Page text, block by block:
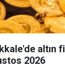
altın
2026